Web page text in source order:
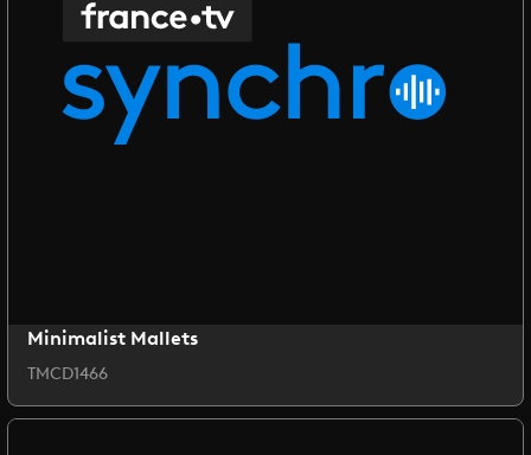
Minimalist Mallets
TMCD1466